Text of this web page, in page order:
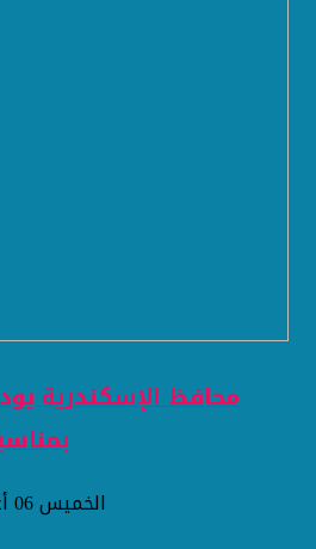
محافظ الإسكندرية
الخميس 06 أغسطس 2026 09:19 مساءً